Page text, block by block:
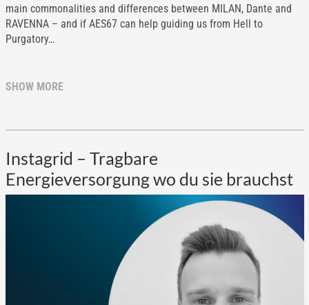
main commonalities and differences between MILAN, Dante and
RAVENNA – and if AES67 can help guiding us from Hell to
Purgatory…
SHOW MORE
Instagrid – Tragbare
Energieversorgung wo du sie brauchst